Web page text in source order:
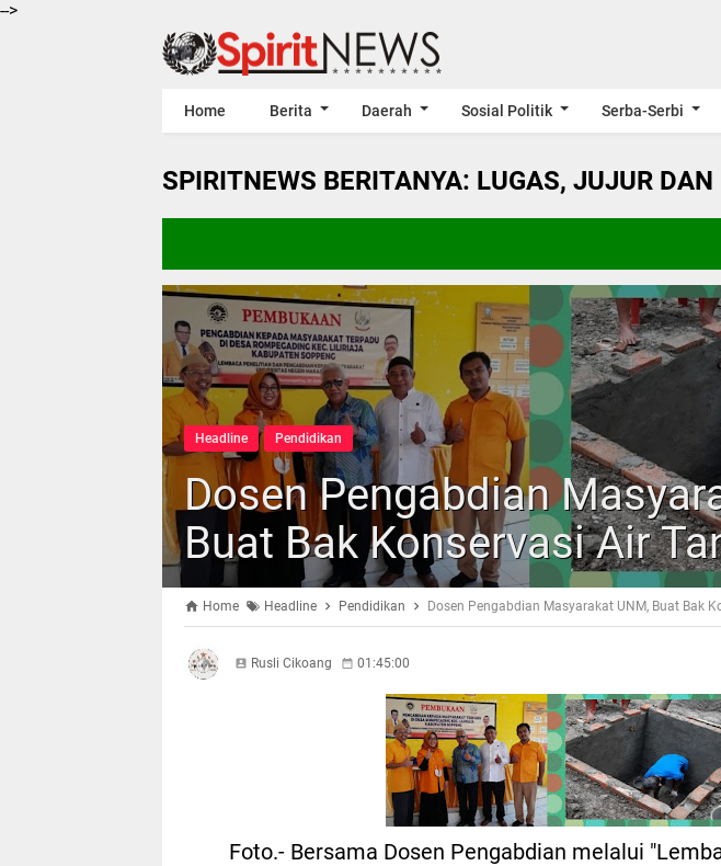
-->
Home Berita Daerah Sosial Politik Serba-Serbi
SPIRITNEWS BERITANYA: LUGAS, JUJUR DAN
Headline Pendidikan
Dosen Pengabdian
Buat Bak Konservasi Air
Home Headline Pendidikan Dosen Pengabdian Masyarakat UNM, Buat Bak
Rusli Cikoang 01:45:00
Foto.- Bersama Dosen Pengabdian melalui